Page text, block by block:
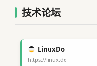
技术论坛
LinuxDo
https://linux.do